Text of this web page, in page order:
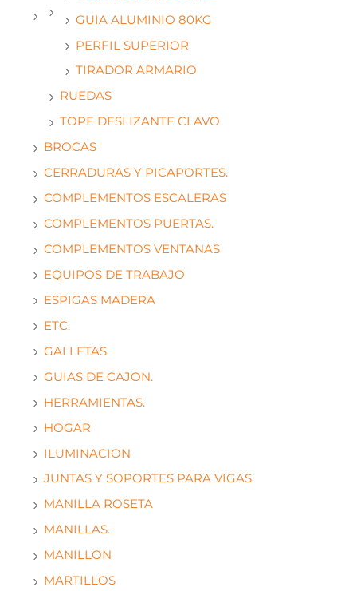
GUIA ALUMINIO 80KG
PERFIL SUPERIOR
TIRADOR ARMARIO
RUEDAS
TOPE DESLIZANTE CLAVO
BROCAS
CERRADURAS Y PICAPORTES.
COMPLEMENTOS ESCALERAS
COMPLEMENTOS PUERTAS.
COMPLEMENTOS VENTANAS
EQUIPOS DE TRABAJO
ESPIGAS MADERA
ETC.
GALLETAS
GUIAS DE CAJON.
HERRAMIENTAS.
HOGAR
ILUMINACION
JUNTAS Y SOPORTES PARA VIGAS
MANILLA ROSETA
MANILLAS.
MANILLON
MARTILLOS